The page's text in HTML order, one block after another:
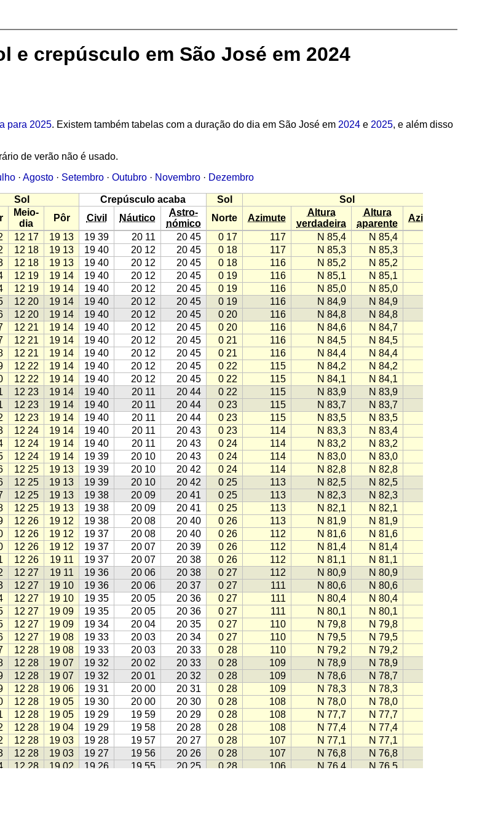
e crepúsculo em São José em 2024
para 2025. Existem também tabelas com a duração do dia em São José em 2024 e 2025, e além disso
de verão não é usado.
· Agosto · Setembro · Outubro · Novembro · Dezembro
Sol Crepúsculo acaba Sol
Sol
Meio-
dia
Pôr Civil Náutico
Astro-
nómico
Norte Azimute
Altura
verdadeira
Altura
aparente
Azimute
12 17 19 13 19 39 20 11 20 45 0 17 117 N 85,4 N 85,4
12 18 19 13 19 40 20 12 20 45 0 18 117 N 85,3 N 85,3
12 18 19 13 19 40 20 12 20 45 0 18 116 N 85,2 N 85,2
12 19 19 14 19 40 20 12 20 45 0 19 116 N 85,1 N 85,1
12 19 19 14 19 40 20 12 20 45 0 19 116 N 85,0 N 85,0
12 20 19 14 19 40 20 12 20 45 0 19 116 N 84,9 N 84,9
12 20 19 14 19 40 20 12 20 45 0 20 116 N 84,8 N 84,8
12 21 19 14 19 40 20 12 20 45 0 20 116 N 84,6 N 84,7
12 21 19 14 19 40 20 12 20 45 0 21 116 N 84,5 N 84,5
12 21 19 14 19 40 20 12 20 45 0 21 116 N 84,4 N 84,4
12 22 19 14 19 40 20 12 20 45 0 22 115 N 84,2 N 84,2
12 22 19 14 19 40 20 12 20 45 0 22 115 N 84,1 N 84,1
12 23 19 14 19 40 20 11 20 44 0 22 115 N 83,9 N 83,9
12 23 19 14 19 40 20 11 20 44 0 23 115 N 83,7 N 83,7
12 23 19 14 19 40 20 11 20 44 0 23 115 N 83,5 N 83,5
12 24 19 14 19 40 20 11 20 43 0 23 114 N 83,3 N 83,4
12 24 19 14 19 40 20 11 20 43 0 24 114 N 83,2 N 83,2
12 24 19 14 19 39 20 10 20 43 0 24 114 N 83,0 N 83,0
12 25 19 13 19 39 20 10 20 42 0 24 114 N 82,8 N 82,8
12 25 19 13 19 39 20 10 20 42 0 25 113 N 82,5 N 82,5
12 25 19 13 19 38 20 09 20 41 0 25 113 N 82,3 N 82,3
12 25 19 13 19 38 20 09 20 41 0 25 113 N 82,1 N 82,1
12 26 19 12 19 38 20 08 20 40 0 26 113 N 81,9 N 81,9
12 26 19 12 19 37 20 08 20 40 0 26 112 N 81,6 N 81,6
12 26 19 12 19 37 20 07 20 39 0 26 112 N 81,4 N 81,4
12 26 19 11 19 37 20 07 20 38 0 26 112 N 81,1 N 81,1
12 27 19 11 19 36 20 06 20 38 0 27 112 N 80,9 N 80,9
12 27 19 10 19 36 20 06 20 37 0 27 111 N 80,6 N 80,6
12 27 19 10 19 35 20 05 20 36 0 27 111 N 80,4 N 80,4
12 27 19 09 19 35 20 05 20 36 0 27 111 N 80,1 N 80,1
12 27 19 09 19 34 20 04 20 35 0 27 110 N 79,8 N 79,8
12 27 19 08 19 33 20 03 20 34 0 27 110 N 79,5 N 79,5
12 28 19 08 19 33 20 03 20 33 0 28 110 N 79,2 N 79,2
12 28 19 07 19 32 20 02 20 33 0 28 109 N 78,9 N 78,9
12 28 19 07 19 32 20 01 20 32 0 28 109 N 78,6 N 78,7
12 28 19 06 19 31 20 00 20 31 0 28 109 N 78,3 N 78,3
12 28 19 05 19 30 20 00 20 30 0 28 108 N 78,0 N 78,0
12 28 19 05 19 29 19 59 20 29 0 28 108 N 77,7 N 77,7
12 28 19 04 19 29 19 58 20 28 0 28 108 N 77,4 N 77,4
12 28 19 03 19 28 19 57 20 27 0 28 107 N 77,1 N 77,1
12 28 19 03 19 27 19 56 20 26 0 28 107 N 76,8 N 76,8
12 28 19 02 19 26 19 55 20 25 0 28 106 N 76,4 N 76,5